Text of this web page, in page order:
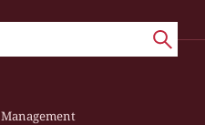
Management